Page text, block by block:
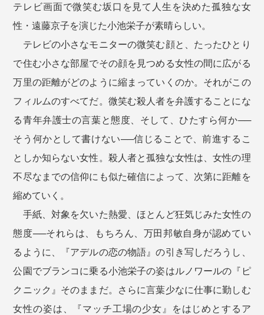
テレビ画面で微笑む坂口を見て人生を決めた孤独な女
性・遠藤京子を演じた小池栄子が素晴らしい。
テレビの小さなモニターの微笑む顔と、たったひとり
で住む小さな部屋でその顔を見つめる女性の間に広がる
万里の距離がどのように縮まっていくのか。それがこの
フィルムのすべてだ。微笑む殺人者を弁護することにな
る青年弁護士の言葉と態度、そして、ひたすら何か──
そう何かとして書けない──信じることで、前進するこ
としか知らない女性。殺人者と孤独な女性は、女性の理
不尽なまでの信仰にも似た確信によって、次第に距離を
縮めていく。
手紙、対象を欠いた熱愛、ほとんど狂気じみた女性の
態度──それらは、もちろん、万田邦敏自身が認めてい
るように、『アデルの恋の物語』の引き写しだろうし、
公園でブランコに乗る小池栄子の姿はルノワールの『ピ
クニック』そのままだ。さらに言葉少なに仕事に勤しむ
女性の姿は、『マッチ工場の少女』をはじめとするア